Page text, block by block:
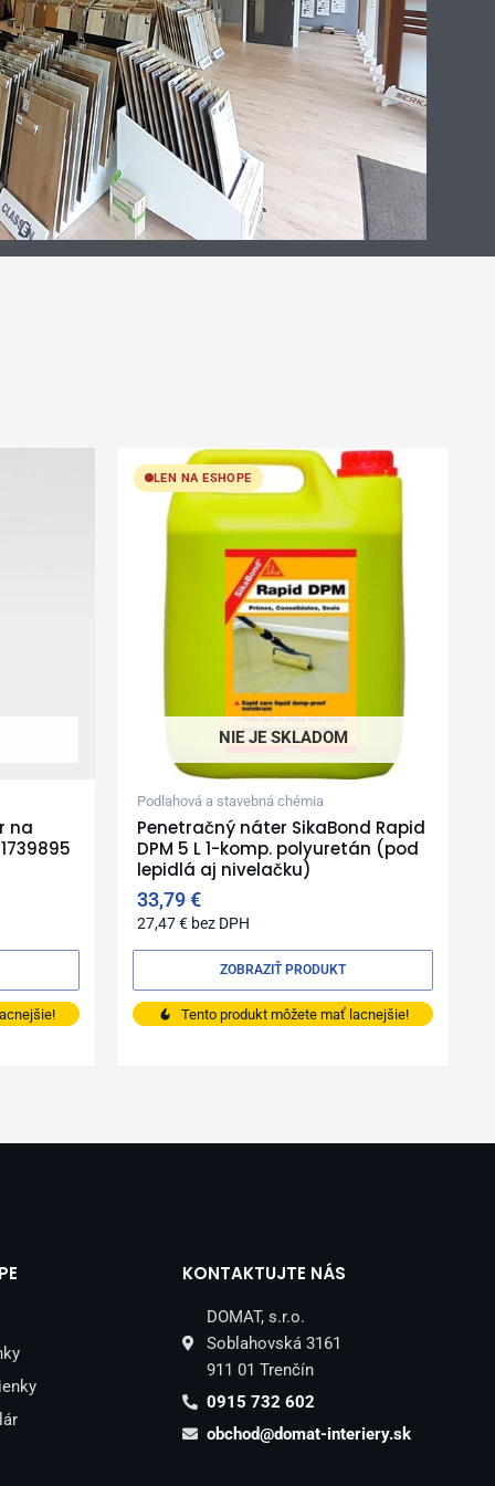
na
LEN NA ESHOPE
NIE JE SKLADOM
Podlahová a stavebná chémia
Penetračný náter SikaBond Rapid
DPM 5 L 1-komp. polyuretán (pod
lepidlá aj nivelačku)
33,79€
27,47€ bez DPH
Tento produkt môžete mať lacnejšie!
ZOBRAZIŤ PRODUKT
KONTAKTUJTE NÁS
DOMAT, s.r.o.
Soblahovská 3161
911 01 Trenčín
0915 732 602
obchod@domat-interiery.sk